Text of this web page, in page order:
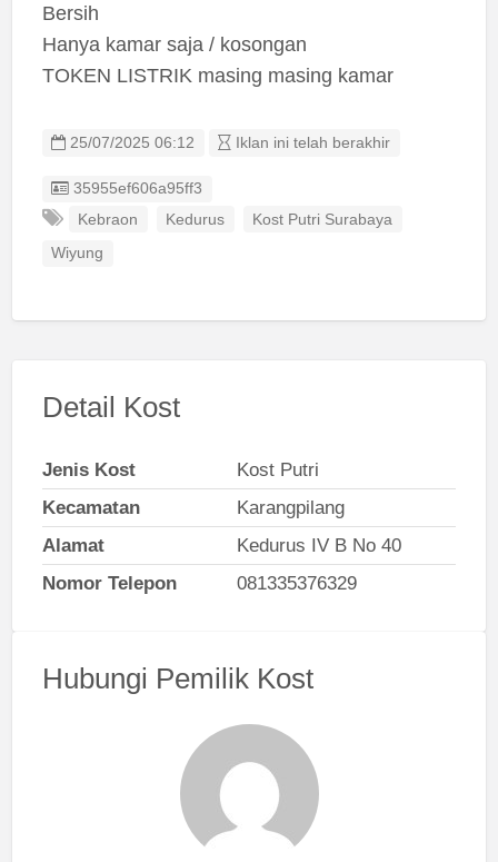
Bersih
Hanya kamar saja / kosongan
TOKEN LISTRIK masing masing kamar
25/07/2025 06:12 Iklan ini telah berakhir
Listing ID
35955ef606a95ff3
Kebraon
Kedurus Kost Putri Surabaya
Wiyung
Detail Kost
Jenis Kost
Kost Putri
Kecamatan
Karangpilang
Alamat
Kedurus IV B No 40
Nomor Telepon
081335376329
Hubungi Pemilik Kost